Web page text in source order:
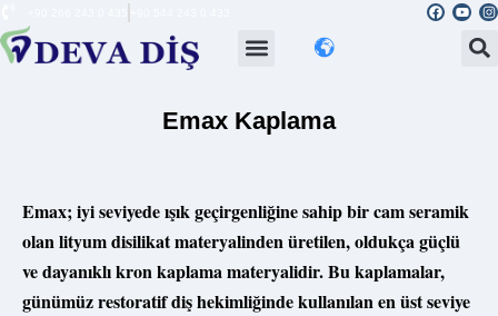
Emax Kaplama
Emax; iyi seviyede ışık geçirgenliğine sahip bir cam seramik
olan lityum disilikat materyalinden üretilen, oldukça güçlü
ve dayanıklı kron kaplama materyalidir. Bu kaplamalar,
günümüz restoratif diş hekimliğinde kullanılan en üst seviye